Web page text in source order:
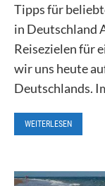
Tipps für
in Deutschland
Reisezielen für
wir uns heute
Deutschlands.
WEITERLESEN